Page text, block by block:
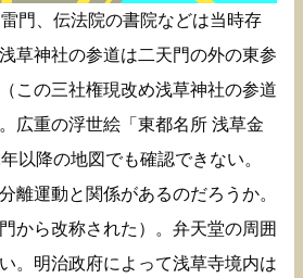
門、伝法院の書院などは当時存
草神社の参道は二天門の外の東参
この三社権現改め浅草神社の参道
広重の浮世絵「東都名所 浅草金
以降の地図でも確認できない。
離運動と関係があるのだろうか。
から改称された）。弁天堂の周囲
。明治政府によって浅草寺境内は